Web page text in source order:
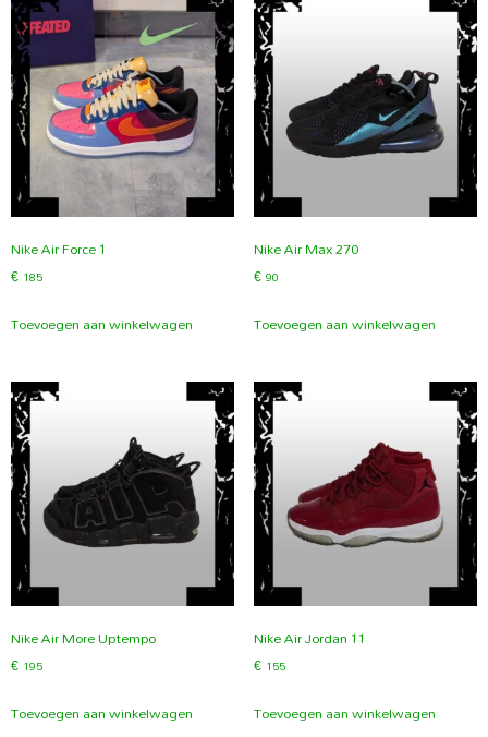
Nike Air Force 1
€ 185
Toevoegen aan winkelwagen
Nike Air Max 270
€90
Toevoegen aan winkelwagen
Nike Air More Uptempo
€ 195
Toevoegen aan winkelwagen
Nike Air Jordan 11
€155
Toevoegen aan winkelwagen